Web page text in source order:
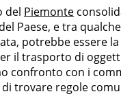
del Piemonte
Paese, e tra
potrebbe essere
il trasporto di
confronto con i
trovare regole